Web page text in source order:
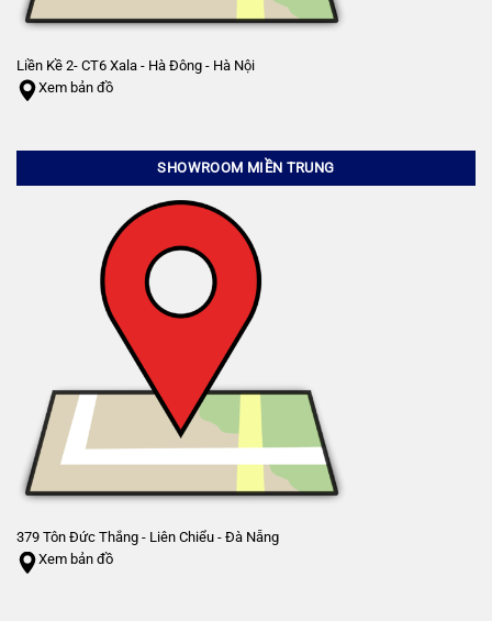
Liền Kề 2- CT6 Xala - Hà Đông - Hà Nội
Xem bản đồ
SHOWROOM MIỀN TRUNG
379 Tôn Đức Thắng - Liên Chiểu - Đà Nẵng
Xem bản đồ